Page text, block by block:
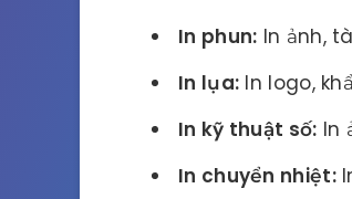
In phun: In ảnh,
In lụa: In logo,
In kỹ thuật số: In
In chuyển nhiệt: